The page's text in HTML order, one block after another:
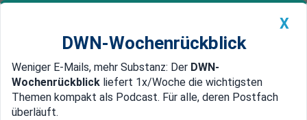
Newsticker MEIN DWN: Geldanlage Premium
Edelmetalle DWN-Magazin China
X
DWN-Wochenrückblick
Weniger E-Mails, mehr Substanz: Der DWN-
Wochenrückblick liefert 1x/Woche die wichtigsten
Themen kompakt als Podcast. Für alle, deren Postfach
überläuft.